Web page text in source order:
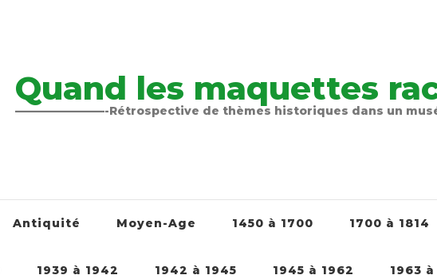
Quand les maquettes
————————-Rétrospective de thèmes historiques dans un
Antiquité Moyen-Age 1450 à 1700 1700 à 1814
1939 à 1942 1942 à 1945 1945 à 1962 1963